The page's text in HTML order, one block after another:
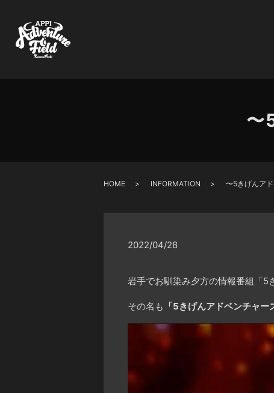
〜
HOME INFORMATION 〜5きげんア
2022/04/28
岩手でお馴染み夕方の情報番組「5
その名も 「5きげんアドベンチャー